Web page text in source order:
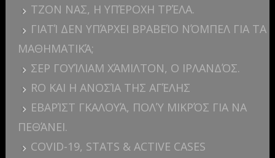
ΤΖΟΝ ΝΑΣ, Η ΥΠΈΡΟΧΗ ΤΡΈΛΑ.
ΓΙΑΤΊ ΔΕΝ ΥΠΆΡΧΕΙ ΒΡΑΒΕΊΟ ΝΌΜΠΕΛ ΓΙΑ ΤΑ
ΜΑΘΗΜΑΤΙΚΆ;
ΣΕΡ ΓΟΥΊΛΙΑΜ ΧΆΜΙΛΤΟΝ, Ο ΙΡΛΑΝΔΌΣ.
RO ΚΑΙ Η ΑΝΟΣΊΑ ΤΗΣ ΑΓΈΛΗΣ
ΕΒΑΡΊΣΤ ΓΚΑΛΟΥΆ, ΠΟΛΎ ΜΙΚΡΌΣ ΓΙΑ ΝΑ
ΠΕΘΆΝΕΙ.
COVID-19, STATS & ACTIVE CASES